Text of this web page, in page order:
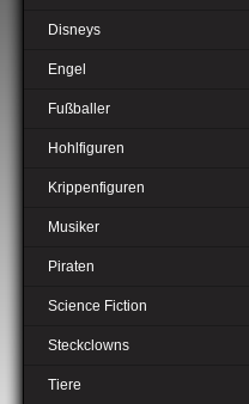
Disneys
Engel
Fußballer
Hohlfiguren
Krippenfiguren
Musiker
Piraten
Science Fiction
Steckclowns
Tiere